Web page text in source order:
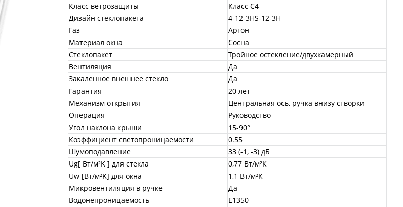
Класс ветрозащиты
Класс С4
Дизайн стеклопакета
4-12-3HS-12-3H
Газ
Аргон
Материал окна
Сосна
Стеклопакет
Тройное остекление/двухкамерный
Вентиляция
Да
Закаленное внешнее стекло
Да
Гарантия
20 лет
Механизм открытия
Центральная ось, ручка внизу створки
Операция
Руководство
Угол наклона крыши
15-90°
Коэффициент светопроницаемости
0.55
Шумоподавление
33 (-1, -3) дБ
Ug[ Вт/м²K ] для стекла
0,77 Вт/м²К
Uw [Вт/м²K] для окна
1,1 Вт/м²К
Микровентиляция в ручке
Да
Водонепроницаемость
E1350